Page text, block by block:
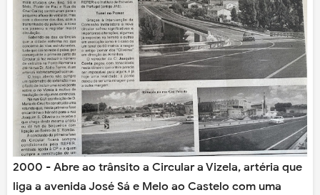
2000 - Abre ao trânsito a Circular a Vizela, artéria que
liga a avenida José Sá e Melo ao Castelo com uma